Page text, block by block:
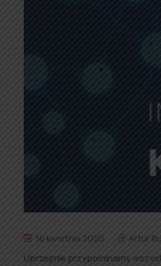
16 kwietnia 2020
Artur
Uprzejmie przypominamy